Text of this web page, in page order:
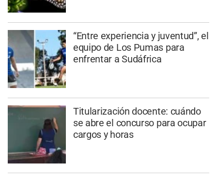
“Entre experiencia y juventud”, el
equipo de Los Pumas para
enfrentar a Sudáfrica
Titularización docente: cuándo
se abre el concurso para ocupar
cargos y horas